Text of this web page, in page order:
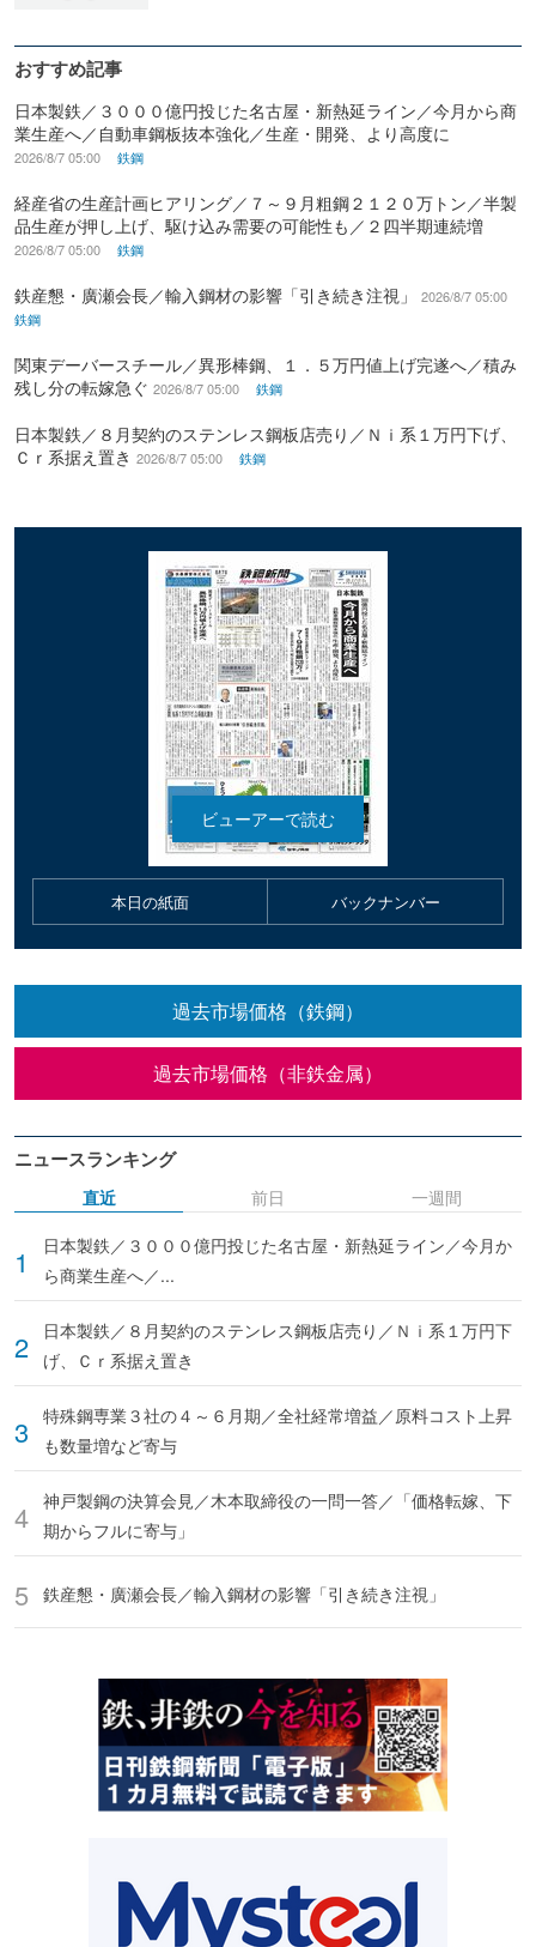
おすすめ記事
日本製鉄／３０００億円投じた名古屋・新熱延ライン／今月から商
業生産へ／自動車鋼板抜本強化／生産・開発、より高度に
2026/8/7 05:00 鉄鋼
経産省の生産計画ヒアリング／７～９月粗鋼２１２０万トン／半製
品生産が押し上げ、駆け込み需要の可能性も／２四半期連続増
2026/8/7 05:00 鉄鋼
鉄産懇・廣瀬会長／輸入鋼材の影響「引き続き注視」
2026/8/7 05:00
鉄鋼
関東デーバースチール／異形棒鋼、１．５万円値上げ完遂へ／積み
残し分の転嫁急ぐ 2026/8/7 05:00 鉄鋼
日本製鉄／８月契約のステンレス鋼板店売り／Ｎｉ系１万円下げ、
Ｃｒ系据え置き 2026/8/7 05:00 鉄鋼
本日の紙面 バックナンバー
過去市場価格（鉄鋼）
過去市場価格（非鉄金属）
ニュースランキング
直近
日本製鉄／３０００億円投じた名古屋・新熱延ライン／今月か
ら商業生産へ／...
日本製鉄／８月契約のステンレス鋼板店売り／Ｎｉ系１万円下
げ、Ｃｒ系据え置き
特殊鋼専業３社の４～６月期／全社経常増益／原料コスト上昇
も数量増など寄与
神戸製鋼の決算会見／木本取締役の一問一答／「価格転嫁、下
期からフルに寄与」
鉄産懇・廣瀬会長／輸入鋼材の影響「引き続き注視」
前日 一週間